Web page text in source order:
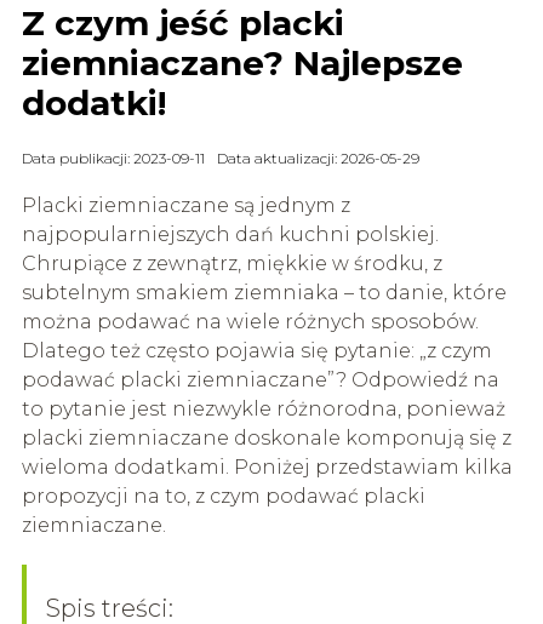
Z czym jeść placki
ziemniaczane? Najlepsze
dodatki!
Data publikacji: 2023-09-11 Data aktualizacji: 2026-05-29
Placki ziemniaczane są jednym z
najpopularniejszych dań kuchni polskiej.
Chrupiące z zewnątrz, miękkie w środku, z
subtelnym smakiem ziemniaka – to danie, które
można podawać na wiele różnych sposobów.
Dlatego też często pojawia się pytanie: „z czym
podawać placki ziemniaczane”? Odpowiedź na
to pytanie jest niezwykle różnorodna, ponieważ
placki ziemniaczane doskonale komponują się z
wieloma dodatkami. Poniżej przedstawiam kilka
propozycji na to, z czym podawać placki
ziemniaczane.
Spis treści: